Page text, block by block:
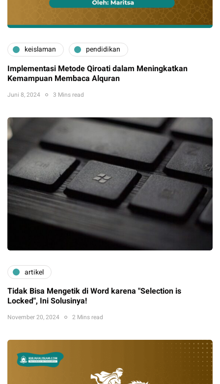
keislaman pendidikan
Implementasi Metode Qiroati dalam Meningkatkan
Kemampuan Membaca Alquran
Juni 8, 2024 3 Mins read
artikel
Tidak Bisa Mengetik di Word karena "Selection is
Locked", Ini Solusinya!
November 20, 2024 2 Mins read